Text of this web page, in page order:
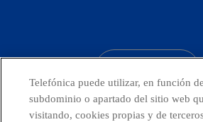
Telefónica puede utilizar, en función
subdominio o apartado del sitio web
visitando, cookies propias y de